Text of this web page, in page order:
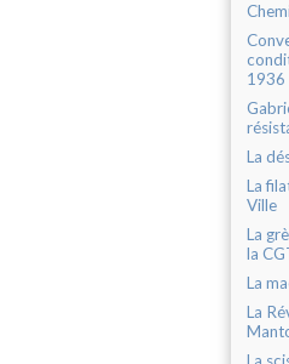
1936
La
La
Ville
La
la
La
La